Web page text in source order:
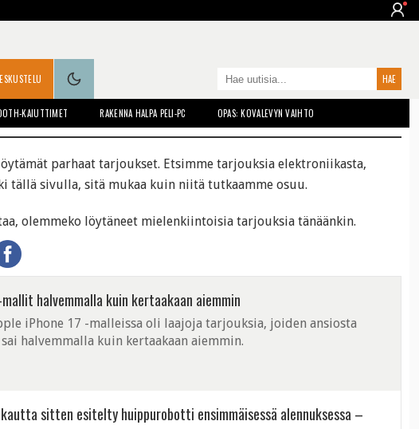
KAIUTTIMET RAKENNA HALPA PELI-PC OPAS: KOVALEVYN VAIHTO
parhaat tarjoukset. Etsimme tarjouksia elektroniikasta,
tällä sivulla, sitä mukaa kuin niitä tutkaamme osuu.
olemmeko löytäneet mielenkiintoisia tarjouksia tänäänkin.
halvemmalla kuin kertaakaan aiemmin
iPhone 17 -malleissa oli laajoja tarjouksia, joiden ansiosta
halvemmalla kuin kertaakaan aiemmin.
sitten esitelty huippurobotti ensimmäisessä alennuksessa –